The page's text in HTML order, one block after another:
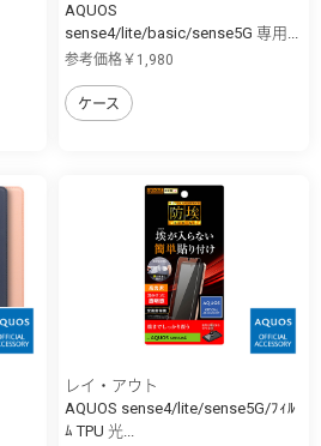
AQUOS
sense4/lite/basic/sense5G 専用...
参考価格￥1,980
ケース
レイ・アウト
AQUOS sense4/lite/sense5G/ﾌｨﾙ
ﾑ TPU 光...